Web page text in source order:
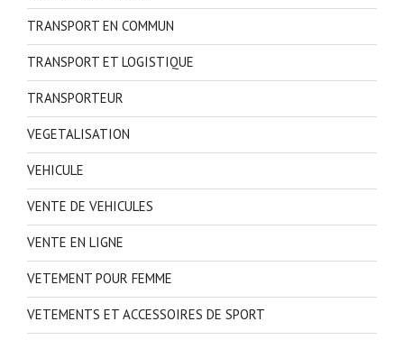
TRANSPORT EN COMMUN
TRANSPORT ET LOGISTIQUE
TRANSPORTEUR
VEGETALISATION
VEHICULE
VENTE DE VEHICULES
VENTE EN LIGNE
VETEMENT POUR FEMME
VETEMENTS ET ACCESSOIRES DE SPORT